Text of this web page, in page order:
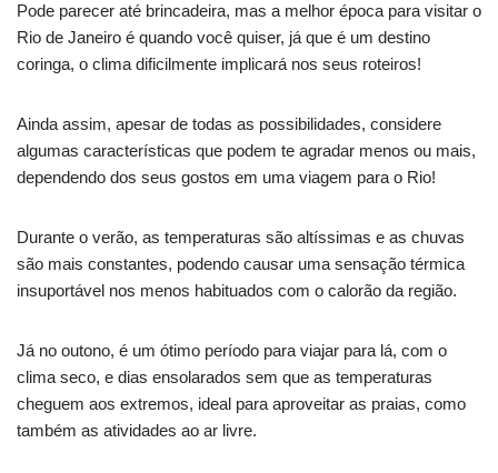
Pode parecer até brincadeira, mas a melhor época para visitar o
Rio de Janeiro é quando você quiser, já que é um destino
coringa, o clima dificilmente implicará nos seus roteiros!
Ainda assim, apesar de todas as possibilidades, considere
algumas características que podem te agradar menos ou mais,
dependendo dos seus gostos em uma viagem para o Rio!
Durante o verão, as temperaturas são altíssimas e as chuvas
são mais constantes, podendo causar uma sensação térmica
insuportável nos menos habituados com o calorão da região.
Já no outono, é um ótimo período para viajar para lá, com o
clima seco, e dias ensolarados sem que as temperaturas
cheguem aos extremos, ideal para aproveitar as praias, como
também as atividades ao ar livre.